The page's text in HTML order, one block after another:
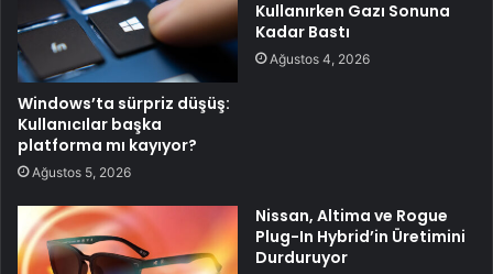
Windows’ta sürpriz düşüş:
Kullanıcılar başka
platforma mı kayıyor?
Ağustos 5, 2026
Kullanırken Gazı Sonuna
Kadar Bastı
Ağustos 4, 2026
Nissan, Altima ve Rogue
Plug-In Hybrid’in Üretimini
Durduruyor